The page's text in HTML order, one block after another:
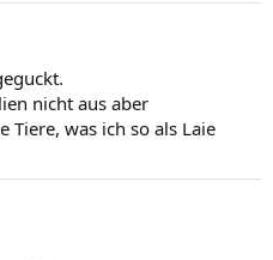
nicht aus aber
Tiere, was ich so als Laie